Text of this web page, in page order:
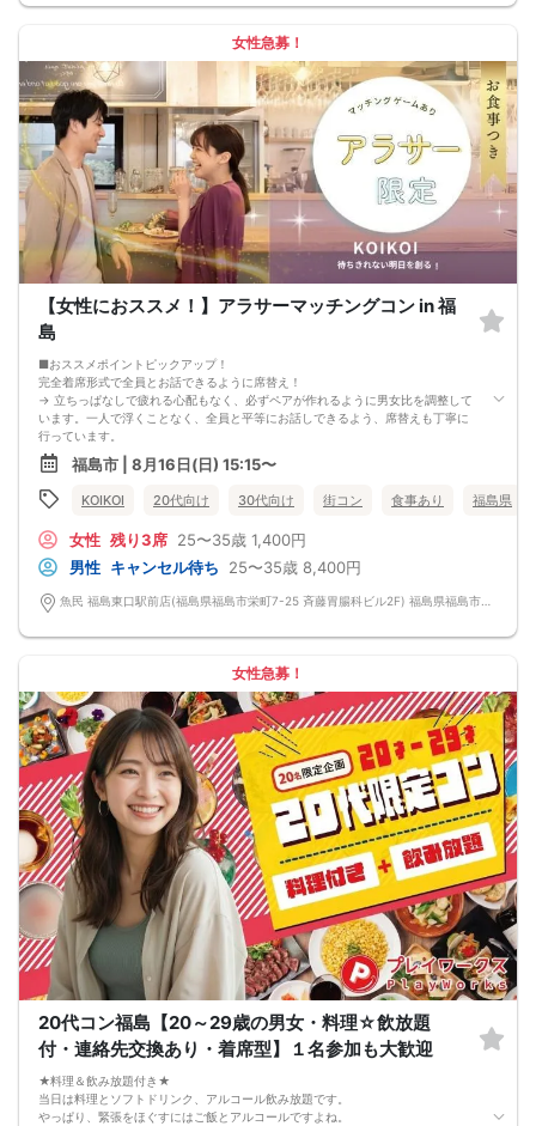
ルでお送りします。必ずレインボーファクトリーのメールアドレスを受信許可設
定してください。（お申し込み後、オミカレから届くメールにレインボーファク
トリーのメールアドレスが記載されています。）
・本人様確認について
受付にて公的な本人確認書類（免許証、保険証など）をご提示いただきますの
で、ご予約時は必ず本名をご入力ください。
・遅刻について
遅刻は他の参加者様のご迷惑となるため、厳禁です。お時間に余裕を持ってお越
しください。
・中止判断タイミング・中止連絡
最少催行人数に満たない場合など、ご予約状況により、開催を中止する場合がご
ざいます。その場合、開催時刻の最大90分前までにご連絡いたします。※ただし、
ありません。開催中止となった場合のご連絡は、ご登録のメールアドレスへお送
りいたします。
・男女比について
男女差が2名以内程度になるよう人数調整を行っておりますが、ご予約のキャンセ
ル等によりバランスが崩れる場合がございます。バランスが崩れたことによる返
金等は一切ございませんので予めご了承ください。
・人数について
最少催行人数：ご予約人数4名以上
最大催行人数：ご予約人数18名程度
・飲食について
当イベントにおいて飲食の提供はございません。
・保証制度について
金し、無償での開催を行います。
女性急募！
【女性におススメ！】アラサーマッチングコン in 福
島
■おススメポイントピックアップ！
完全着席形式で全員とお話できるように席替え！
→ 立ちっぱなしで疲れる心配もなく、必ずペアが作れるように男女比を調整して
います。一人で浮くことなく、全員と平等にお話しできるよう、席替えも丁寧に
行っています。
会話を盛り上げるプロフィールシート！
→ 趣味や好みからスムーズに会話がスタート！「何を話そう…」と悩むことな
く、共通の話題で盛り上がれます。
自然なつながりをサポートするマッチングゲーム開催！
返却されるので安心です。
■最少催行人数
男女2対2
■中止判断タイミング
前日20時、または開催6時間前の時点で最少開催人数に満たない場合
→ お酒が飲めない方にはソフトドリンクも豊富にご用意しています！
福島市 | 8月16日(日) 15:15〜
KOIKOI 20代向け 30代向け 街コン 食事あり 福島県
女性 残り3席 25〜35歳 1,400円
男性 キャンセル待ち 25〜35歳 8,400円
女性急募！
20代コン福島【20～29歳の男女・料理☆飲放題
付・連絡先交換あり・着席型】１名参加も大歓迎
★料理＆飲み放題付き★
当日は料理とソフトドリンク、アルコール飲み放題です。
やっぱり、緊張をほぐすにはご飯とアルコールですよね。